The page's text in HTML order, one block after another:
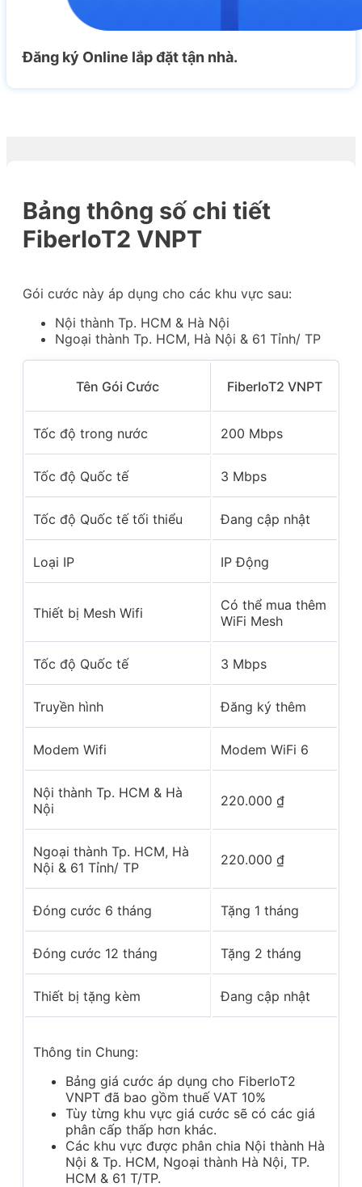
Đăng ký Online lắp đặt tận nhà.
Bảng thông số chi tiết
FiberIoT2 VNPT
Gói cước này áp dụng cho các khu vực sau:
Nội thành Tp. HCM & Hà Nội
Ngoại thành Tp. HCM, Hà Nội & 61 Tỉnh/ TP
Tên Gói Cước FiberIoT2 VNPT
Tốc độ trong nước 200 Mbps
Tốc độ Quốc tế 3 Mbps
Tốc độ Quốc tế tối thiểu Đang cập nhật
Loại IP IP Động
Thiết bị Mesh Wifi
Có thể mua thêm
WiFi Mesh
Tốc độ Quốc tế 3 Mbps
Truyền hình Đăng ký thêm
Modem Wifi Modem WiFi 6
Nội thành Tp. HCM & Hà
Nội
220.000 ₫
Ngoại thành Tp. HCM, Hà
Nội & 61 Tỉnh/ TP
220.000 ₫
Đóng cước 6 tháng Tặng 1 tháng
Đóng cước 12 tháng Tặng 2 tháng
Thiết bị tặng kèm Đang cập nhật
Thông tin Chung:
Bảng giá cước áp dụng cho FiberIoT2
VNPT đã bao gồm thuế VAT 10%
Tùy từng khu vực giá cước sẽ có các giá
phân cấp thấp hơn khác.
Các khu vực được phân chia Nội thành Hà
Nội & Tp. HCM, Ngoại thành Hà Nội, TP.
HCM & 61 T/TP.